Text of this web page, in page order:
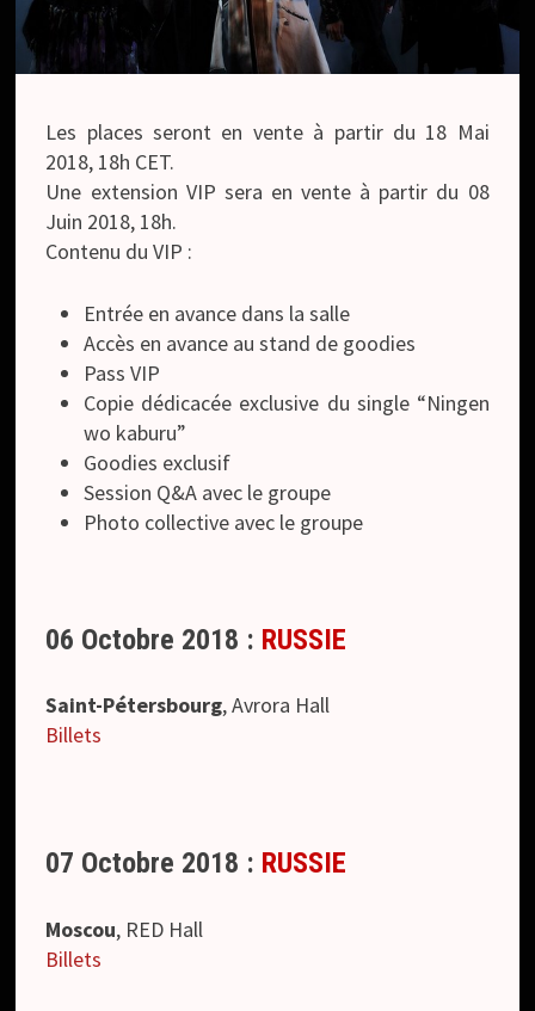
Les places seront en vente à partir du 18 Mai
2018, 18h CET.
Une extension VIP sera en vente à partir du 08
Juin 2018, 18h.
Contenu du VIP :
Entrée en avance dans la salle
Accès en avance au stand de goodies
Pass VIP
Copie dédicacée exclusive du single “Ningen
wo kaburu”
Goodies exclusif
Session Q&A avec le groupe
Photo collective avec le groupe
06 Octobre 2018 : RUSSIE
Saint-Pétersbourg, Avrora Hall
Billets
07 Octobre 2018 : RUSSIE
Moscou, RED Hall
Billets